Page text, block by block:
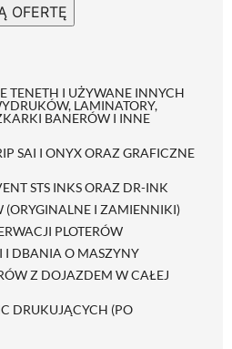
OFERTĘ
TENETH I UŻYWANE INNYCH
LAMINATORY,
BANERÓW I INNE
SAI I ONYX ORAZ GRAFICZNE
STS INKS ORAZ DR-INK
(ORYGINALNE I ZAMIENNIKI)
PLOTERÓW
I DBANIA O MASZYNY
Z DOJAZDEM W CAŁEJ
DRUKUJĄCYCH (PO